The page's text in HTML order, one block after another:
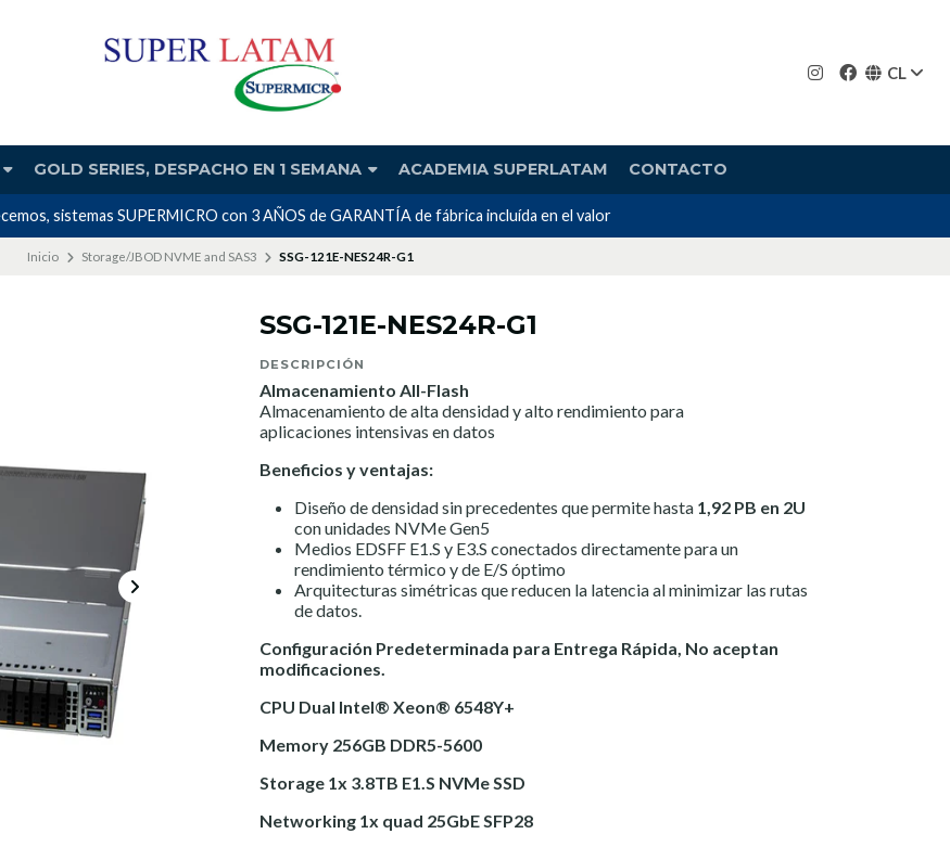
CL
GOLD SERIES, DESPACHO EN 1 SEMANA ACADEMIA SUPERLATAM CONTACTO
sistemas SUPERMICRO con 3 AÑOS de GARANTÍA de fábrica incluída en el valor
Inicio Storage/JBOD NVME and SAS3 SSG-121E-NES24R-G1
SSG-121E-NES24R-G1
DESCRIPCIÓN
Almacenamiento All-Flash
Almacenamiento de alta densidad y alto rendimiento para
aplicaciones intensivas en datos
Beneficios y ventajas:
Diseño de densidad sin precedentes que permite hasta 1,92 PB en 2U
con unidades NVMe Gen5
Medios EDSFF E1.S y E3.S conectados directamente para un
rendimiento térmico y de E/S óptimo
Arquitecturas simétricas que reducen la latencia al minimizar las rutas
de datos.
Configuración Predeterminada para Entrega Rápida, No aceptan
modificaciones.
CPU Dual Intel® Xeon® 6548Y+
Memory 256GB DDR5-5600
Storage 1x 3.8TB E1.S NVMe SSD
Networking 1x quad 25GbE SFP28